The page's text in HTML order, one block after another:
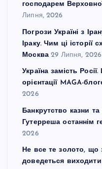
господарем
Липня, 2026
Погрози Україні з
Іраку. Чим ці історії
Москва 29 Липня, 2026
Україна замість
орієнтації MAGA-
2026
Банкрутство казни
Гутерреша останнім
2026
Не все те золото, що
доведеться